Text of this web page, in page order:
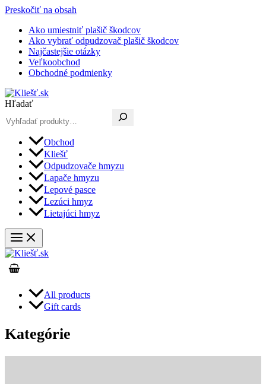
Preskočiť na obsah
Ako umiestniť plašič škodcov
Ako vybrať odpudzovač plašič škodcov
Najčastejšie otázky
Veľkoobchod
Obchodné podmienky
Hľadať
Obchod
Kliešť
Odpudzovače hmyzu
Lapače hmyzu
Lepové pasce
Lezúci hmyz
Lietajúci hmyz
All products
Gift cards
Kategórie